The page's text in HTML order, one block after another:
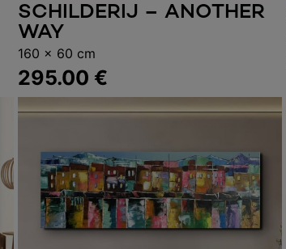
Toevoegen aan winkelwagen
SCHILDERIJ – ANOTHER
WAY
295.00 €
160 x 60 cm